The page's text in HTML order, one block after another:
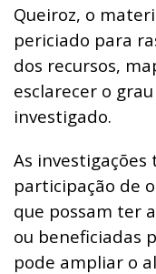
Queiroz, o
periciado para
dos recursos,
esclarecer o
investigado.
As
participação de
que possam ter
ou beneficiadas
pode ampliar o